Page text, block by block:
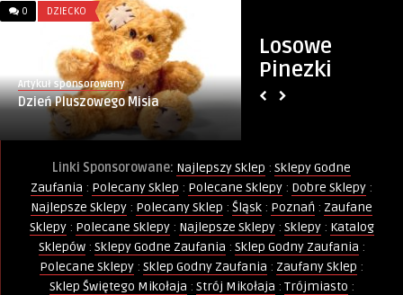
Losowe
Pinezki
0 DZIECKO
Artykuł sponsorowany
Dzień Pluszowego Misia
Linki Sponsorowane: Najlepszy Sklep : Sklepy Godne
Zaufania : Polecany Sklep : Polecane Sklepy : Dobre Sklepy :
Najlepsze Sklepy : Polecany Sklep : Śląsk : Poznań : Zaufane
Sklepy: Polecane Sklepy: Najlepsze Sklepy: Sklepy: Katalog
Sklepów: Sklepy Godne Zaufania : Sklep Godny Zaufania :
Polecane Sklepy : Sklep Godny Zaufania : Zaufany Sklep :
Sklep Świętego Mikołaja : Strój Mikołaja : Trójmiasto :